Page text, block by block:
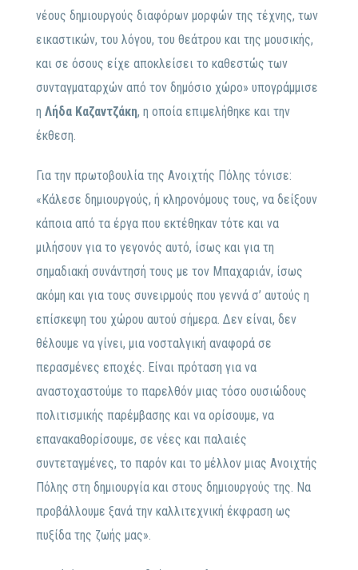
νέους δημιουργούς διαφόρων μορφών της τέχνης, των
εικαστικών, του λόγου, του θεάτρου και της μουσικής,
και σε όσους είχε αποκλείσει το καθεστώς των
συνταγματαρχών από τον δημόσιο χώρο» υπογράμμισε
η Λήδα Καζαντζάκη, η οποία επιμελήθηκε και την
έκθεση.
Για την πρωτοβουλία της Ανοιχτής Πόλης τόνισε:
«Κάλεσε δημιουργούς, ή κληρονόμους τους, να δείξουν
κάποια από τα έργα που εκτέθηκαν τότε και να
μιλήσουν για το γεγονός αυτό, ίσως και για τη
σημαδιακή συνάντησή τους με τον Μπαχαριάν, ίσως
ακόμη και για τους συνειρμούς που γεννά σ’ αυτούς η
επίσκεψη του χώρου αυτού σήμερα. Δεν είναι, δεν
θέλουμε να γίνει, μια νοσταλγική αναφορά σε
περασμένες εποχές. Είναι πρόταση για να
αναστοχαστούμε το παρελθόν μιας τόσο ουσιώδους
πολιτισμικής παρέμβασης και να ορίσουμε, να
επανακαθορίσουμε, σε νέες και παλαιές
συντεταγμένες, το παρόν και το μέλλον μιας Ανοιχτής
Πόλης στη δημιουργία και στους δημιουργούς της. Να
προβάλλουμε ξανά την καλλιτεχνική έκφραση ως
πυξίδα της ζωής μας».